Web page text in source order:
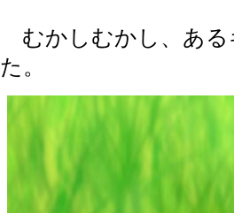
むかしむかし、ある
た。